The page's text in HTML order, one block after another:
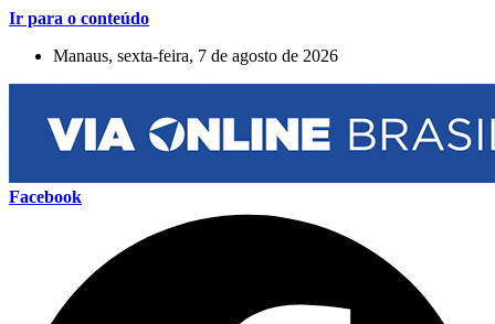
Ir para o conteúdo
Manaus, sexta-feira, 7 de agosto de 2026
Facebook